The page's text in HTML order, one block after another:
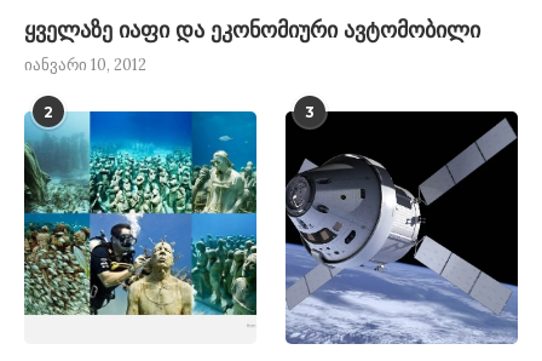
ყველაზე იაფი და ეკონომიური ავტომობილი
იანვარი 10, 2012
2 3